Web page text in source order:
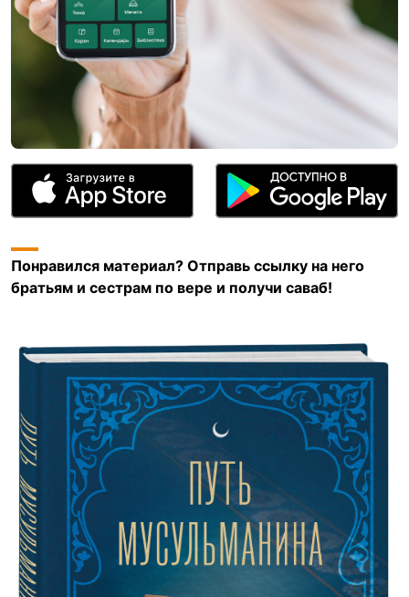
Понравился материал? Отправь ссылку на него
братьям и сестрам по вере и получи саваб!